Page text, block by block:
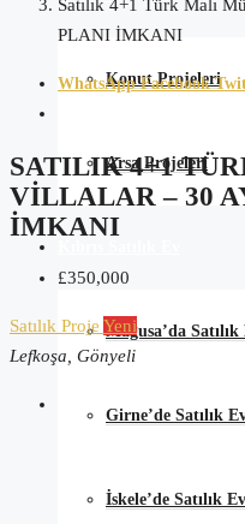
Konut Projeleri
Arsa Projeleri
Mağusa’da Satılık
Girne’de Satılık
İskele’de Satılık Ev
Satılık 4+1 Türk Malı
PLANI İMKANI
WhatsApp Facebook
SATILIK 4+1
VILLALAR – 30
İMKANI
£350,000
Satılık Proje Yeni
Lefkoşa, Gönyeli